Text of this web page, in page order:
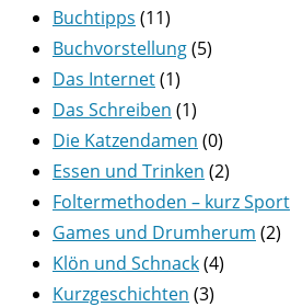
Buchtipps (11)
Buchvorstellung(5)
Das Internet(1)
Das Schreiben (1)
Die Katzendamen (0)
Essen und Trinken (2)
Foltermethoden – kurz Sport
Games und Drumherum (2)
Klön und Schnack(4)
Kurzgeschichten (3)